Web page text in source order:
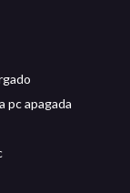
pc apagada